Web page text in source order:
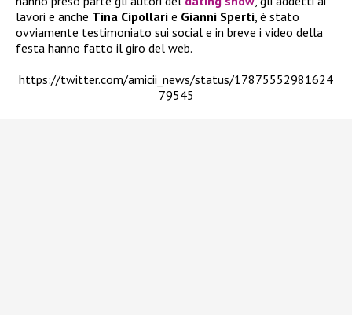
lavori e anche Tina Cipollari e Gianni Sperti, è stato
ovviamente testimoniato sui social e in breve i video della
festa hanno fatto il giro del web.
https://twitter.com/amicii_news/status/17875552981624
79545